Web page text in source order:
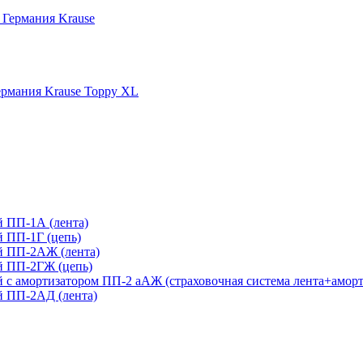
Krause
Krause Toppy XL
ПП-1А (лента)
ПП-1Г (цепь)
ПП-2АЖ (лента)
ПП-2ГЖ (цепь)
амортизатором ПП-2 аАЖ (страховочная система
ПП-2АД (лента)